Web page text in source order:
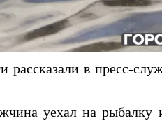
рассказали в пресс-
уехал на рыбалку